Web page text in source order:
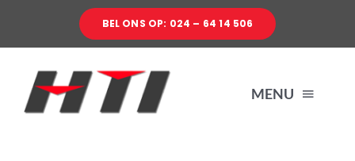
BEL ONS OP: 024 – 64 14 506
MENU